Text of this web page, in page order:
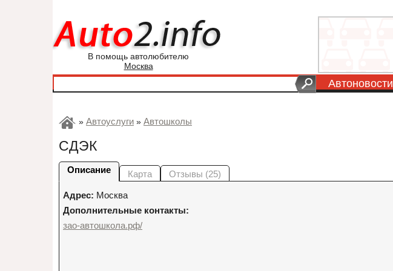
В помощь автолюбителю
Москва
Автоновости
» Автоуслуги » Автошколы
СДЭК
Описание Карта Отзывы (25)
Адрес: Москва
Дополнительные контакты:
зао-автошкола.рф/